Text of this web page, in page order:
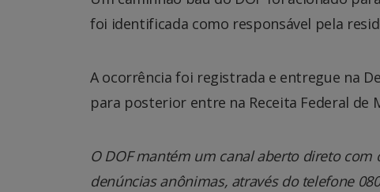
foi identificada como responsável pela
A ocorrência foi registrada e entregue na
para posterior entre na Receita Federal de
O DOF mantém um canal aberto direto
denúncias anônimas, através do telefone